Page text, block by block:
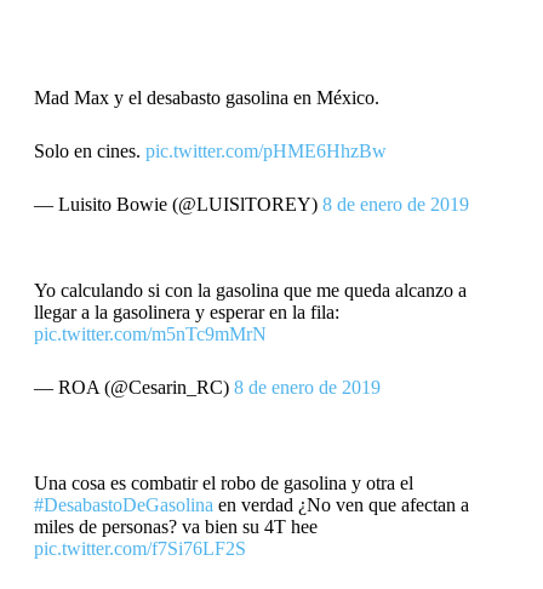
Mad Max y el desabasto gasolina en México.
Solo en cines. pic.twitter.com/pHME6HhzBw
— Luisito Bowie (@LUISlTOREY) 8 de enero de 2019
Yo calculando si con la gasolina que me queda alcanzo a
llegar a la gasolinera y esperar en la fila:
pic.twitter.com/m5nTc9mMrN
— ROA (@Cesarin_RC) 8 de enero de 2019
Una cosa es combatir el robo de gasolina y otra el
#DesabastoDeGasolina en verdad ¿No ven que afectan a
miles de personas? va bien su 4T hee
pic.twitter.com/f7Si76LF2S